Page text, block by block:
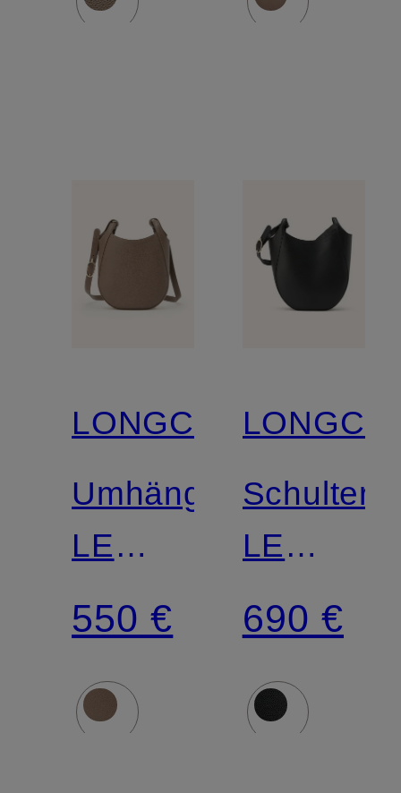
LONGCHAMP
Umhängetasche
LE
FOULONNÉ
SMALL
550 €
LE
LARGE
690 €